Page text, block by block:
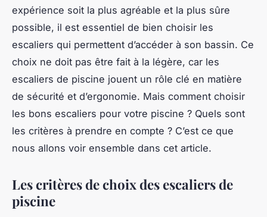
expérience soit la plus agréable et la plus sûre
possible, il est essentiel de bien choisir les
escaliers qui permettent d’accéder à son bassin. Ce
choix ne doit pas être fait à la légère, car les
escaliers de piscine jouent un rôle clé en matière
de sécurité et d’ergonomie. Mais comment choisir
les bons escaliers pour votre piscine ? Quels sont
les critères à prendre en compte ? C’est ce que
nous allons voir ensemble dans cet article.
Les critères de choix des escaliers de
piscine